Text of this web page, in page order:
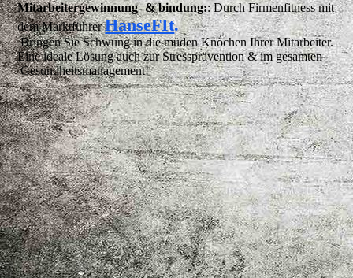
Mitarbeitergewinnung- & bindung:: Durch Firmenfitness mit
dem MarktführerHanseFIt.
Bringen Sie Schwung in die müden Knochen Ihrer Mitarbeiter.
Eine ideale Lösung auch zur Stressprävention & im gesamten
Gesundheitsmanagement!